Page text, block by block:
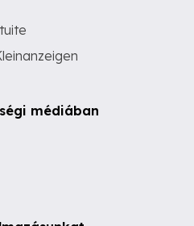
médiában